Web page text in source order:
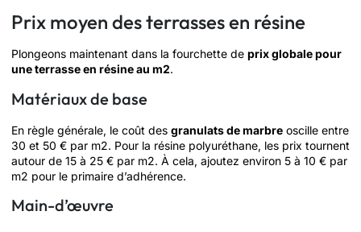
Prix moyen des terrasses en résine
Plongeons maintenant dans la fourchette de prix globale pour
une terrasse en résine au m2.
Matériaux de base
En règle générale, le coût des granulats de marbre oscille entre
30 et 50 € par m2. Pour la résine polyuréthane, les prix tournent
autour de 15 à 25 € par m2. À cela, ajoutez environ 5 à 10 € par
m2 pour le primaire d’adhérence.
Main-d’œuvre